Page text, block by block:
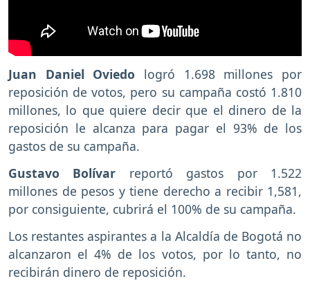
Juan Daniel Oviedo logró 1.698 millones por
reposición de votos, pero su campaña costó 1.810
millones, lo que quiere decir que el dinero de la
reposición le alcanza para pagar el 93% de los
gastos de su campaña.
Gustavo Bolívar reportó gastos por 1.522
millones de pesos y tiene derecho a recibir 1,581,
por consiguiente, cubrirá el 100% de su campaña.
Los restantes aspirantes a la Alcaldía de Bogotá no
alcanzaron el 4% de los votos, por lo tanto, no
recibirán dinero de reposición.